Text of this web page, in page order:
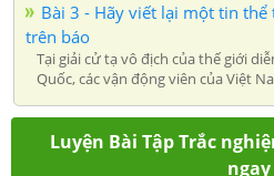
Bài 3 - Hãy viết lại một tin
trên báo
Tại giải cử tạ vô địch của thế giới
Quốc, các vận động viên của Việt
Luyện Bài Tập Trắc
ngay